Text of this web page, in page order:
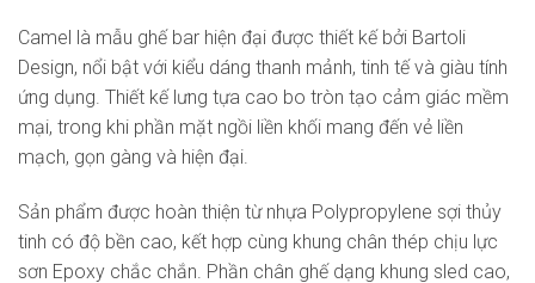
Camel là mẫu ghế bar hiện đại được thiết kế bởi Bartoli
Design, nổi bật với kiểu dáng thanh mảnh, tinh tế và giàu tính
ứng dụng. Thiết kế lưng tựa cao bo tròn tạo cảm giác mềm
mại, trong khi phần mặt ngồi liền khối mang đến vẻ liền
mạch, gọn gàng và hiện đại.
Sản phẩm được hoàn thiện từ nhựa Polypropylene sợi thủy
tinh có độ bền cao, kết hợp cùng khung chân thép chịu lực
sơn Epoxy chắc chắn. Phần chân ghế dạng khung sled cao,